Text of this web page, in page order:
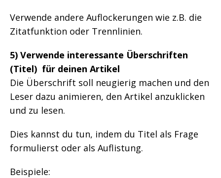
Verwende andere Auflockerungen wie z.B. die
Zitatfunktion oder Trennlinien.
5) Verwende interessante Überschriften
(Titel) für deinen Artikel
Die Überschrift soll neugierig machen und den
Leser dazu animieren, den Artikel anzuklicken
und zu lesen.
Dies kannst du tun, indem du Titel als Frage
formulierst oder als Auflistung.
Beispiele: